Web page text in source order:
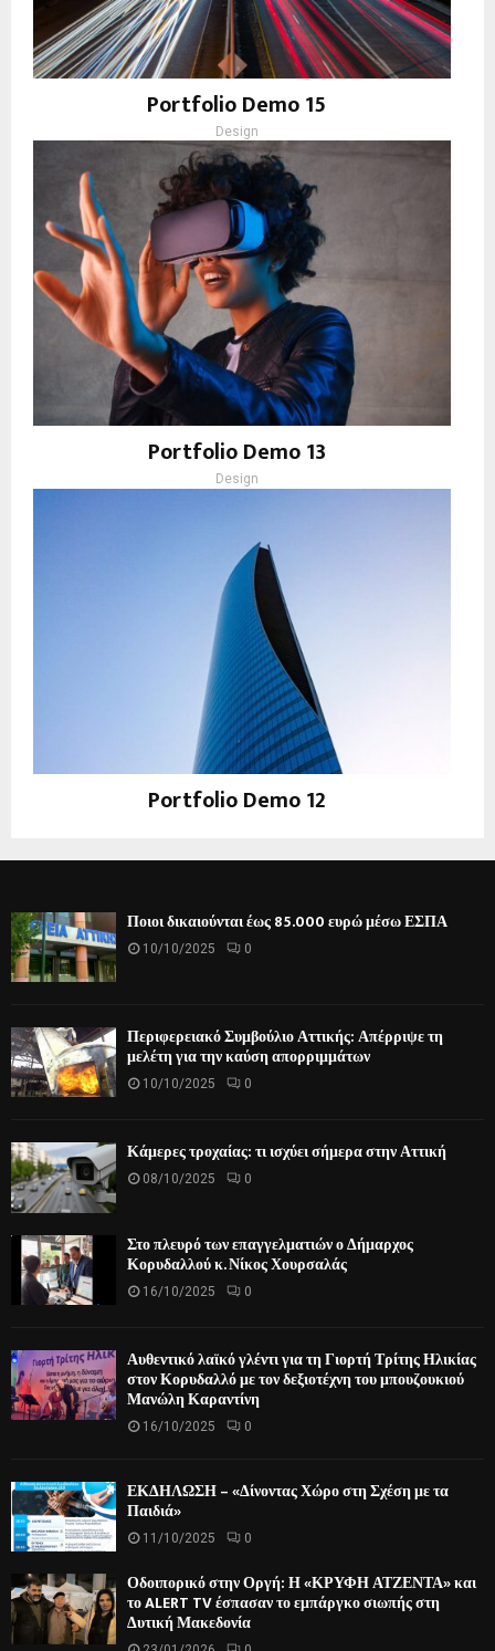
Portfolio Demo 15
Design
Portfolio Demo 13
Design
Portfolio Demo 12
Ποιοι δικαιούνται έως 85.000 ευρώ μέσω ΕΣΠΑ
10/10/2025 0
Περιφερειακό Συμβούλιο Αττικής: Απέρριψε τη
μελέτη για την καύση απορριμμάτων
10/10/2025 0
Κάμερες τροχαίας: τι ισχύει σήμερα στην Αττική
08/10/2025 0
Στο πλευρό των επαγγελματιών ο Δήμαρχος
Κορυδαλλού κ. Νίκος Χουρσαλάς
16/10/2025 0
Αυθεντικό λαϊκό γλέντι για τη Γιορτή Τρίτης Ηλικίας
στον Κορυδαλλό με τον δεξιοτέχνη του μπουζουκιού
Μανώλη Καραντίνη
16/10/2025 0
ΕΚΔΗΛΩΣΗ – «Δίνοντας Χώρο στη Σχέση με τα
Παιδιά»
11/10/2025 0
Οδοιπορικό στην Οργή: Η «ΚΡΥΦΗ ΑΤΖΕΝΤΑ» και
το ALERT TV έσπασαν το εμπάργκο σιωπής στη
Δυτική Μακεδονία